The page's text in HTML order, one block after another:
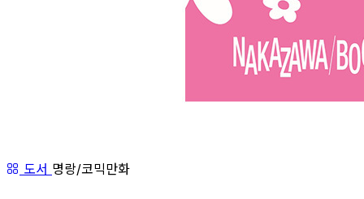
도서 명랑/코믹만화